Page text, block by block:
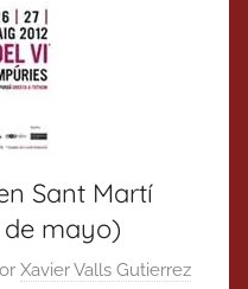
Sant Martí
de mayo)
Xavier Valls Gutierrez